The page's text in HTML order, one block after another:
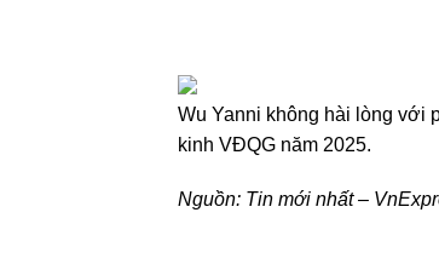
Wu Yanni không hài lòng với
kinh VĐQG năm 2025.
Nguồn: Tin mới nhất –